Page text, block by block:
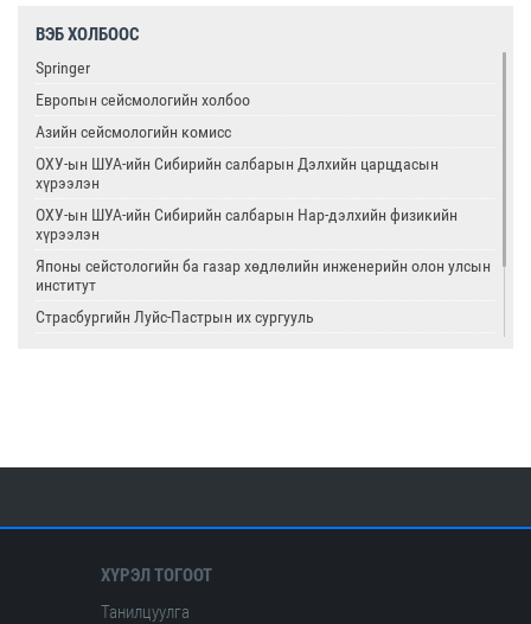
ВЭБ ХОЛБООС
Springer
Европын сейсмологийн холбоо
Азийн сейсмологийн комисс
ОХУ-ын ШУА-ийн Сибирийн салбарын Дэлхийн царцдасын
хүрээлэн
ОХУ-ын ШУА-ийн Сибирийн салбарын Нар-дэлхийн физикийн
хүрээлэн
Японы сейстологийн ба газар хөдлөлийн инженерийн олон улсын
институт
Страсбургийн Луйс-Пастрын их сургууль
ХҮРЭЛ ТОГООТ
Танилцуулга